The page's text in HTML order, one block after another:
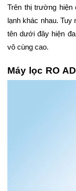
Trên thị trường
lạnh khác nhau.
tên dưới đây hiện
vô cùng cao.
Máy lọc RO